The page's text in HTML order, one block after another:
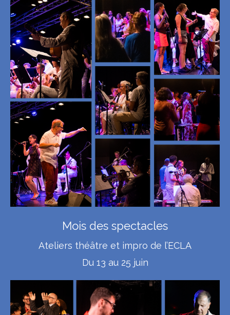
Mois des spectacles
Ateliers théâtre et impro de l’ECLA
Du 13 au 25 juin